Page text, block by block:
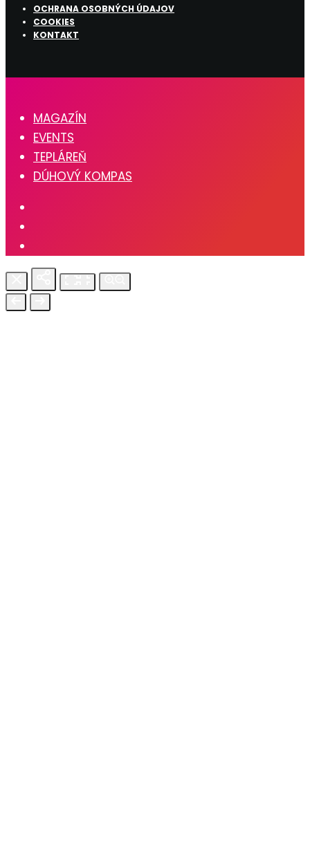
OCHRANA OSOBNÝCH ÚDAJOV
COOKIES
KONTAKT
MAGAZÍN
EVENTS
TEPLÁREŇ
DÚHOVÝ KOMPAS